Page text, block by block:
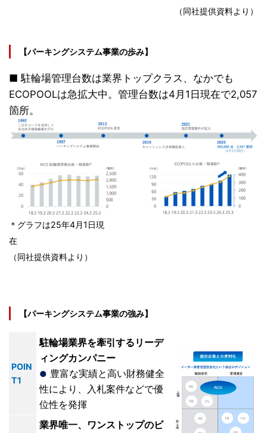
（同社提供資料より）
【パーキングシステム事業の歩み】
■ 駐輪場管理台数は業界トップクラス、なかでも
ECOPOOLは急拡大中。管理台数は4月1日現在で2,057
箇所。
＊グラフは25年4月1日現
（同社提供資料より）
【パーキングシステム事業の強み】
POIN
T1
駐輪場業界を牽引するリーデ
ィングカンパニー
● 豊富な実績と高い財務健全
性により、入札案件などで優
位性を発揮
業界唯一、ワンストップのビ